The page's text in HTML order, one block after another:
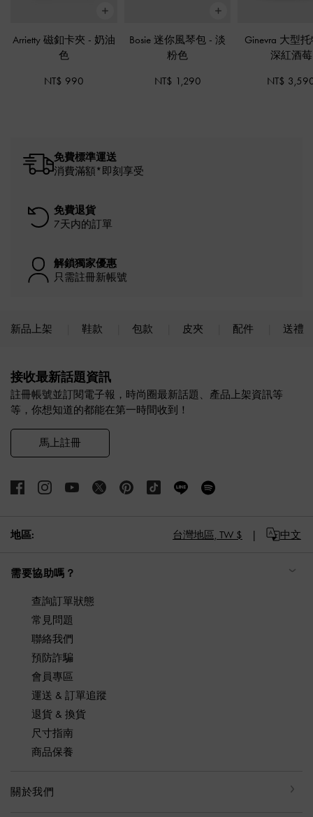
Arrietty 磁釦卡夾 - 奶油
色
NT$ 990
Bosie 迷你風琴包 -淡
粉色
NT$ 1,290
Ginevra 大型
深紅酒莓
NT$
免費標準運送
消費滿額*即刻享受
免費退貨
7天内的訂單
解鎖獨家優惠
只需註冊新帳號
新品上架 鞋款 包款 皮夾 配件 送禮
接收最新話題資訊
註冊帳號並訂閱電子報，時尚圈最新話題、產品上架資訊等
等，你想知道的都能在第一時間收到！
馬上註冊
地區: 台灣地區, TW $ 中文
需要協助嗎？
查詢訂單狀態
常見問題
聯絡我們
預防詐騙
會員專區
運送 & 訂單追蹤
退貨 & 換貨
尺寸指南
商品保養
關於我們